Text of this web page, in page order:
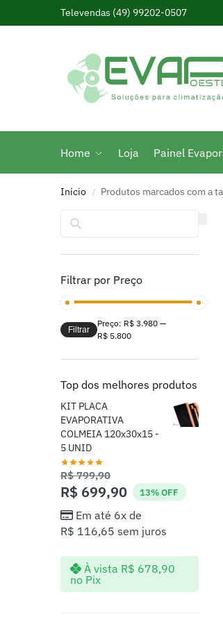
Televendas (49) 99202-0507
Home Loja Painel
Início / Produtos marcados com a
Filtrar por Preço
Filtrar
Preço: R$ 3.980 —
R$ 5.800
Top dos melhores produtos
KIT PLACA
EVAPORATIVA
COLMEIA 120x30x15 -
5 UNID
R$799,90
R$ 699,90 13% OFF
Em até 6x de
R$ 116,65 sem juros
À vista R$ 678,90
no Pix